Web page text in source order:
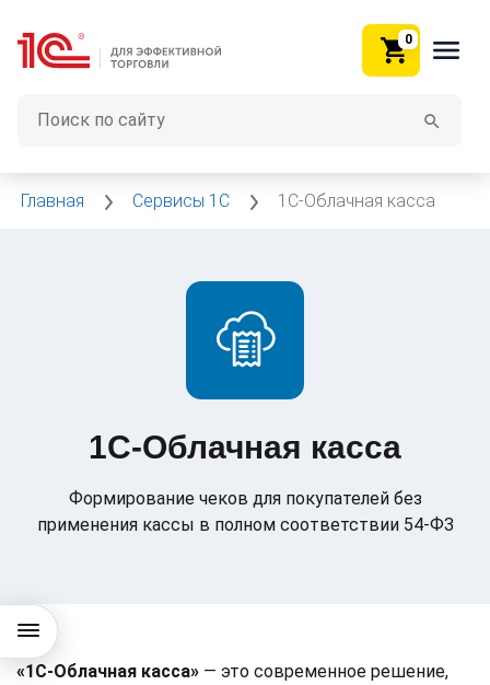
0
Главная Сервисы 1C 1С-Облачная касса
1С-Облачная касса
Формирование чеков для покупателей без
применения кассы в полном соответствии 54-ФЗ
«1С-Облачная касса» — это современное решение,